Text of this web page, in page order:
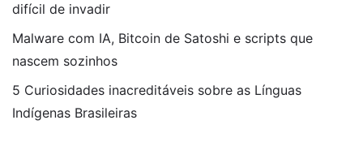
difícil de invadir
Malware com IA, Bitcoin de Satoshi e scripts que
nascem sozinhos
5 Curiosidades inacreditáveis sobre as Línguas
Indígenas Brasileiras